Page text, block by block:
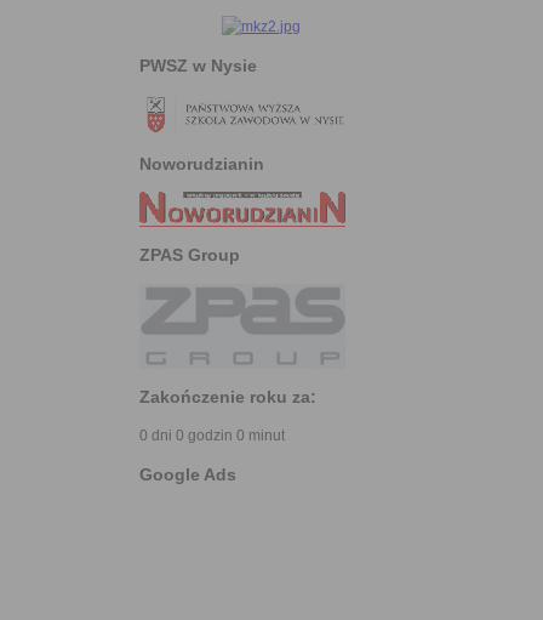
PWSZ w Nysie
Noworudzianin
ZPAS Group
Zakończenie roku za:
0 dni 0 godzin 0 minut
Google Ads